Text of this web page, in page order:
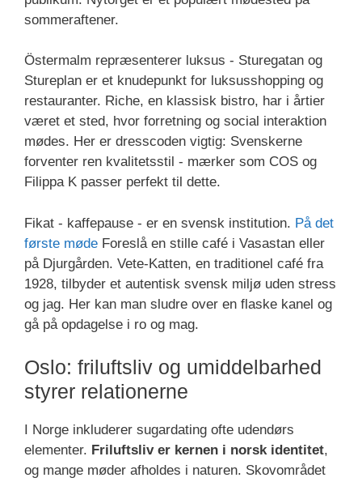
sommeraftener.
Östermalm repræsenterer luksus - Sturegatan og
Stureplan er et knudepunkt for luksusshopping og
restauranter. Riche, en klassisk bistro, har i årtier
været et sted, hvor forretning og social interaktion
mødes. Her er dresscoden vigtig: Svenskerne
forventer ren kvalitetsstil - mærker som COS og
Filippa K passer perfekt til dette.
Fikat - kaffepause - er en svensk institution. På det
første møde Foreslå en stille café i Vasastan eller
på Djurgården. Vete-Katten, en traditionel café fra
1928, tilbyder et autentisk svensk miljø uden stress
og jag. Her kan man sludre over en flaske kanel og
gå på opdagelse i ro og mag.
Oslo: friluftsliv og umiddelbarhed
styrer relationerne
I Norge inkluderer sugardating ofte udendørs
elementer. Friluftsliv er kernen i norsk identitet,
og mange møder afholdes i naturen. Skovområdet